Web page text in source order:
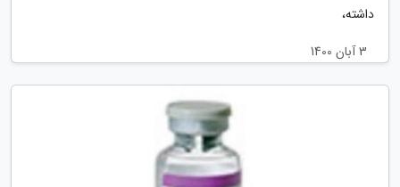
داشته،
3 آبان 1400